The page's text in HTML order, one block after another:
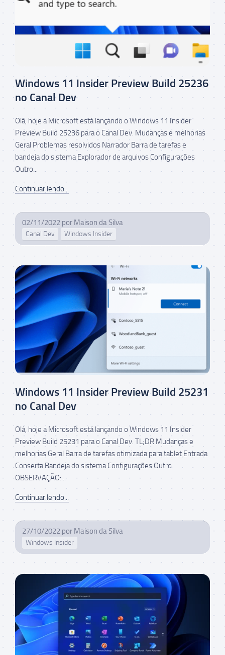
Windows 11 Insider Preview Build 25236
no Canal Dev
Olá, hoje a Microsoft está lançando o Windows 11 Insider
Preview Build 25236 para o Canal Dev. Mudanças e melhorias
Geral Problemas resolvidos Narrador Barra de tarefas e
bandeja do sistema Explorador de arquivos Configurações
Outro...
Continuar lendo...
02/11/2022 por Maison da Silva
Canal Dev Windows Insider
Windows 11 Insider Preview Build 25231
no Canal Dev
Olá, hoje a Microsoft está lançando o Windows 11 Insider
Preview Build 25231 para o Canal Dev. TL;DR Mudanças e
melhorias Geral Barra de tarefas otimizada para tablet Entrada
Conserta Bandeja do sistema Configurações Outro
OBSERVAÇÃO:...
Continuar lendo...
27/10/2022 por Maison da Silva
Windows Insider